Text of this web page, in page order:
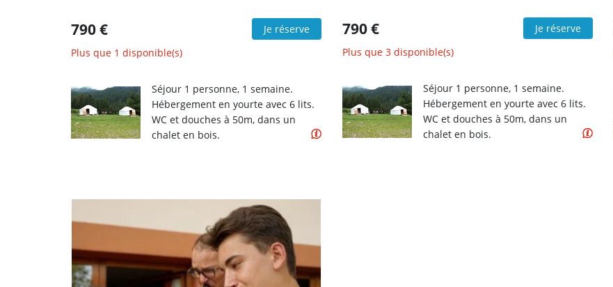
790 €
Je réserve
Plus que 1 disponible(s)
Séjour 1 personne, 1 semaine.
Hébergement en yourte avec 6 lits.
WC et douches à 50m, dans un
chalet en bois.
790 €
Je réserve
Plus que 3 disponible(s)
Séjour 1 personne, 1 semaine.
Hébergement en yourte avec 6 lits.
WC et douches à 50m, dans un
chalet en bois.